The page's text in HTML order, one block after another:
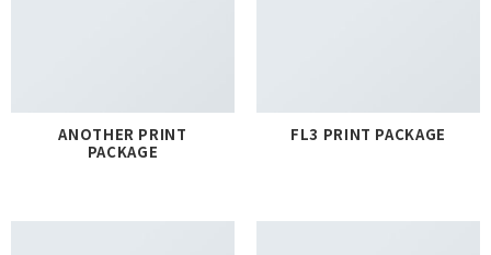
ANOTHER PRINT
PACKAGE
FL3 PRINT PACKAGE